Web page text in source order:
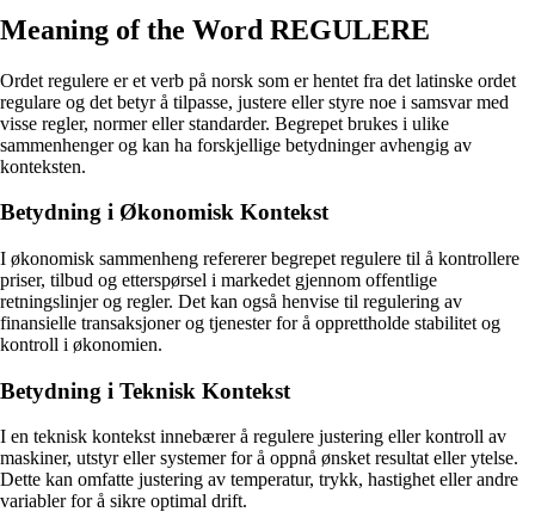
Meaning of the Word REGULERE
Ordet regulere er et verb på norsk som er hentet fra det latinske ordet
regulare og det betyr å tilpasse, justere eller styre noe i samsvar med
visse regler, normer eller standarder. Begrepet brukes i ulike
sammenhenger og kan ha forskjellige betydninger avhengig av
konteksten.
Betydning i Økonomisk Kontekst
I økonomisk sammenheng refererer begrepet regulere til å kontrollere
priser, tilbud og etterspørsel i markedet gjennom offentlige
retningslinjer og regler. Det kan også henvise til regulering av
finansielle transaksjoner og tjenester for å opprettholde stabilitet og
kontroll i økonomien.
Betydning i Teknisk Kontekst
I en teknisk kontekst innebærer å regulere justering eller kontroll av
maskiner, utstyr eller systemer for å oppnå ønsket resultat eller ytelse.
Dette kan omfatte justering av temperatur, trykk, hastighet eller andre
variabler for å sikre optimal drift.